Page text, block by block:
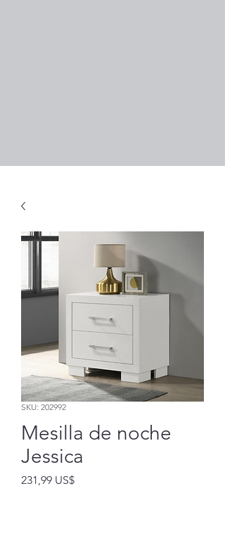
SKU: 202992
Mesilla de noche
Jessica
231,99 US$Precio